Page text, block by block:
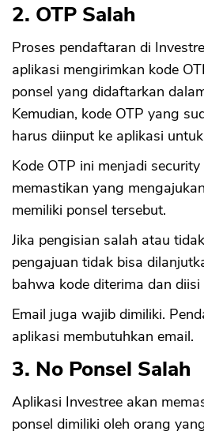
2. OTP Salah
Proses pendaftaran di
aplikasi mengirimkan kode
ponsel yang didaftarkan
Kemudian, kode OTP yang
harus diinput ke aplikasi
Kode OTP ini menjadi
memastikan yang
memiliki ponsel tersebut.
Jika pengisian salah atau
pengajuan tidak bisa
bahwa kode diterima dan diisi
Email juga wajib dimiliki.
aplikasi membutuhkan email.
3. No Ponsel Salah
Aplikasi Investree akan
ponsel dimiliki oleh orang